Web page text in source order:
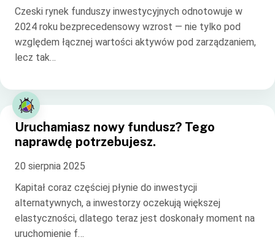
Czeski rynek funduszy inwestycyjnych odnotowuje w
2024 roku bezprecedensowy wzrost — nie tylko pod
względem łącznej wartości aktywów pod zarządzaniem,
lecz tak…
Uruchamiasz nowy fundusz? Tego
naprawdę potrzebujesz.
20 sierpnia 2025
Kapitał coraz częściej płynie do inwestycji
alternatywnych, a inwestorzy oczekują większej
elastyczności, dlatego teraz jest doskonały moment na
uruchomienie f…